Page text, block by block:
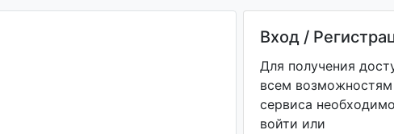
Вход /
Для получения
всем возможностям
сервиса
войти или